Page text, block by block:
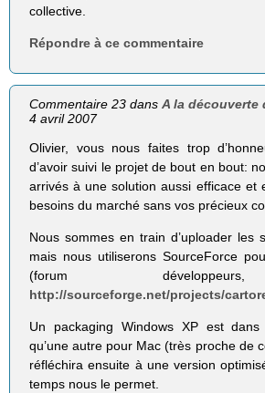
collective.
Répondre à ce commentaire
Commentaire 23 dansA la découverte
4 avril 2007
Olivier, vous nous faites trop
d’avoir suivi le projet de bout en bout:
arrivés à une solution aussi efficace et
besoins du marché sans vos précieux
Nous sommes en train d’uploader les
mais nous utiliserons SourceForce
(forum
http://sourceforge.net/projects/
Un packaging Windows XP est
qu’une autre pour Mac (très proche de
réfléchira ensuite à une version
temps nous le permet.